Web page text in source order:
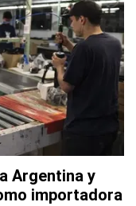
Argentina y
importadora